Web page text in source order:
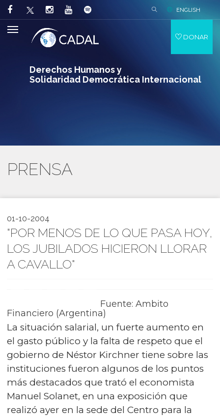
Derechos Humanos y
Solidaridad Democrática Internacional
ENGLISH
DONAR
PRENSA
01-10-2004
"POR MENOS DE LO QUE PASA HOY,
LOS JUBILADOS HICIERON LLORAR
A CAVALLO"
Fuente: Ambito
Financiero (Argentina)
La situación salarial, un fuerte aumento en
el gasto público y la falta de respeto que el
gobierno de Néstor Kirchner tiene sobre las
instituciones fueron algunos de los puntos
más destacados que trató el economista
Manuel Solanet, en una exposición que
realizó ayer en la sede del Centro para la